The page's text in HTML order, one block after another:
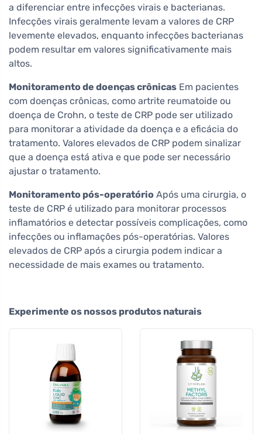
a diferenciar entre infecções virais e bacterianas.
Infecções virais geralmente levam a valores de CRP
levemente elevados, enquanto infecções bacterianas
podem resultar em valores significativamente mais
altos.
Monitoramento de doenças crônicas Em pacientes
com doenças crônicas, como artrite reumatoide ou
doença de Crohn, o teste de CRP pode ser utilizado
para monitorar a atividade da doença e a eficácia do
tratamento. Valores elevados de CRP podem sinalizar
que a doença está ativa e que pode ser necessário
ajustar o tratamento.
Monitoramento pós-operatório Após uma cirurgia, o
teste de CRP é utilizado para monitorar processos
inflamatórios e detectar possíveis complicações, como
infecções ou inflamações pós-operatórias. Valores
elevados de CRP após a cirurgia podem indicar a
necessidade de mais exames ou tratamento.
Experimente os nossos produtos naturais